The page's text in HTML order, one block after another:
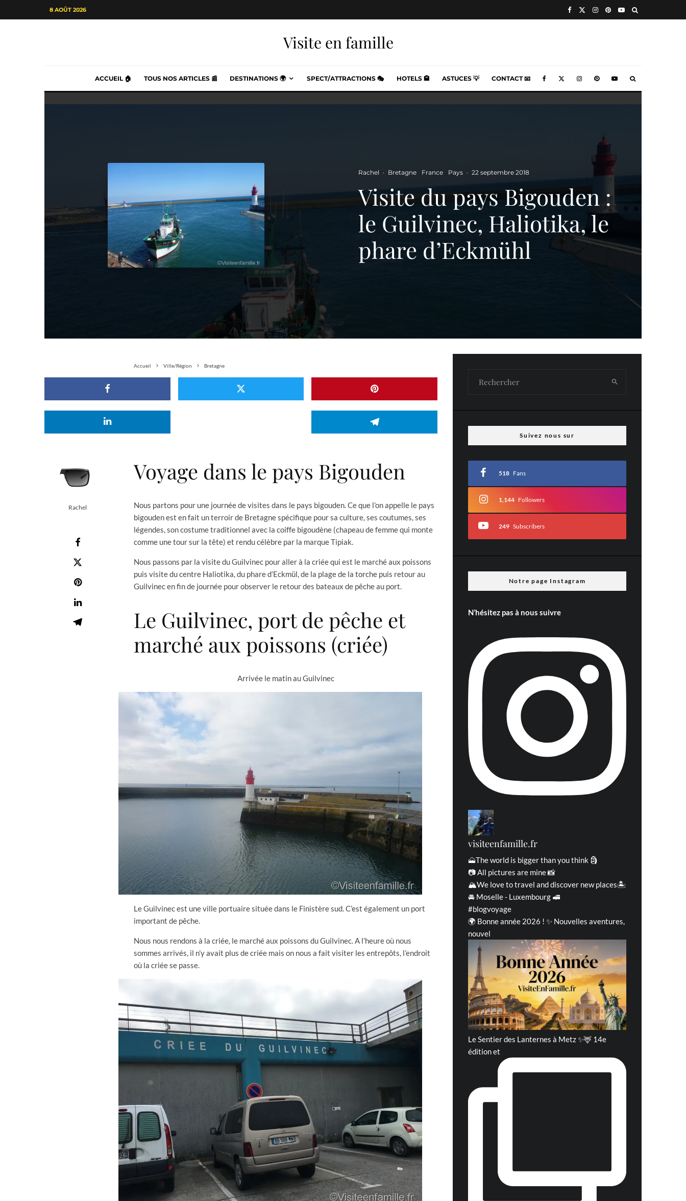
8 AOÛT 2026
Visite en famille
ACCUEIL 🏠 TOUS NOS ARTICLES 📰 DESTINATIONS 🌍 SPECT/ATTRACTIONS 🎭 HOTELS 🏨 ASTUCES 💡 CONTACT 📧
Rachel · Bretagne France Pays · 22 septembre 2018
Visite du pays Bigouden :
le Guilvinec, Haliotika, le
phare d’Eckmühl
Accueil Ville/Région Bretagne
Rachel
Voyage dans le pays Bigouden
Nous partons pour une journée de visites dans le pays bigouden. Ce que l’on appelle le pays
bigouden est en fait un terroir de Bretagne spécifique pour sa culture, ses coutumes, ses
légendes, son costume traditionnel avec la coiffe bigoudène (chapeau de femme qui monte
comme une tour sur la tête) et rendu célèbre par la marque Tipiak.
Nous passons par la visite du Guilvinec pour aller à la criée qui est le marché aux poissons
puis visite du centre Haliotika, du phare d’Eckmül, de la plage de la torche puis retour au
Guilvinec en fin de journée pour observer le retour des bateaux de pêche au port.
Le Guilvinec, port de pêche et
marché aux poissons (criée)
Arrivée le matin au Guilvinec
Le Guilvinec est une ville portuaire située dans le Finistère sud. C’est également un port
important de pêche.
Nous nous rendons à la criée, le marché aux poissons du Guilvinec. A l’heure où nous
sommes arrivés, il n’y avait plus de criée mais on nous a fait visiter les entrepôts, l’endroit
où la criée se passe.
Suivez nous sur
518 Fans
1,144 Followers
249 Subscribers
Notre page Instagram
N’hésitez pas à nous suivre
visiteenfamille.fr
🗻The world is bigger than you think 🗿
📷 All pictures are mine 📸
🏔We love to travel and discover new places🏝
🚘 Moselle - Luxembourg 🚅
#blogvoyage
🌍 Bonne année 2026 ! ✨ Nouvelles aventures,
nouvel
Le Sentier des Lanternes à Metz ✨🦌 14e
édition et